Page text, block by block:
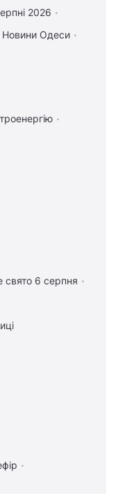
2026
Новини Одеси
свято 6 серпня